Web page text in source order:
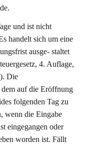
und ist nicht
handelt sich um eine
ausge- staltet
4. Auflage,
Die
auf die Eröffnung
folgenden Tag zu
wenn die Eingabe
eingegangen oder
worden ist. Fällt